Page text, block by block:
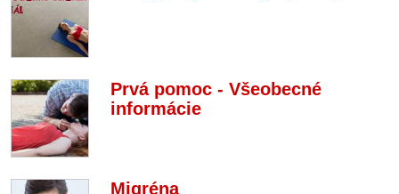
Prvá pomoc - Všeobecné
informácie
Migréna